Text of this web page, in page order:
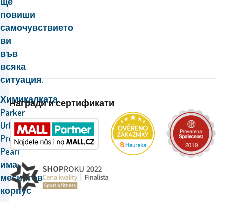
повиши
самочувствието
ви
във
всяка
ситуация.
Химикалката
Parker
Urban
Premium
Pearl
има
месингов
корпус
Награди и сертификати